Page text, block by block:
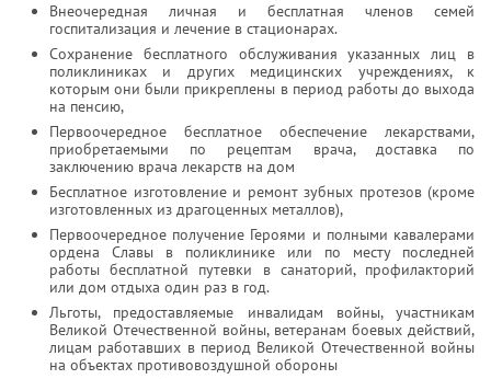
Внеочередная личная и бесплатная членов семей
госпитализация и лечение в стационарах.
Сохранение бесплатного обслуживания указанных лиц в
поликлиниках и других медицинских учреждениях, к
которым они были прикреплены в период работы до выхода
на пенсию,
Первоочередное бесплатное обеспечение лекарствами,
приобретаемыми по рецептам врача, доставка по
заключению врача лекарств на дом
Бесплатное изготовление и ремонт зубных протезов (кроме
изготовленных из драгоценных металлов),
Первоочередное получение Героями и полными кавалерами
ордена Славы в поликлинике или по месту последней
работы бесплатной путевки в санаторий, профилакторий
или дом отдыха один раз в год.
Льготы, предоставляемые инвалидам войны, участникам
Великой Отечественной войны, ветеранам боевых действий,
лицам работавших в период Великой Отечественной войны
на объектах противовоздушной обороны